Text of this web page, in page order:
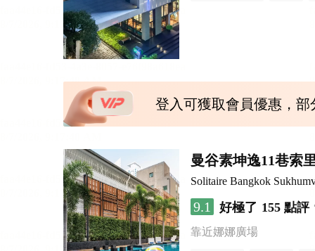
登入可獲取會員優惠，
曼谷素坤逸11巷索
Solitaire Bangkok
9.1 好極了 155 點評
靠近娜娜廣場